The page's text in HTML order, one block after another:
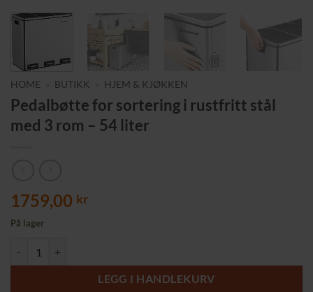
HOME BUTIKK HJEM & KJØKKEN
Pedalbøtte for sortering i rustfritt stål
med 3 rom – 54 liter
1759,00 kr
På lager
LEGG I HANDLEKURV